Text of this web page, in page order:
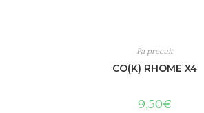
Pa precuit
CO(K) RHOME X4
9,50€